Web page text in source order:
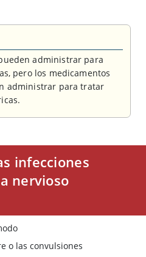
administrar para
pero los medicamentos
administrar para tratar
infecciones
nervioso
o las convulsiones